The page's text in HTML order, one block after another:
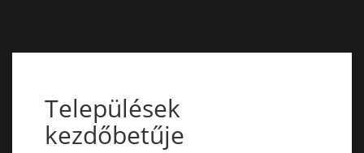
Települések
kezdőbetűje